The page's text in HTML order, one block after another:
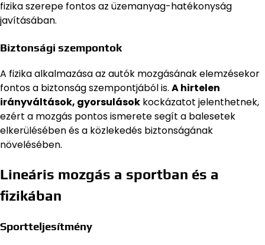
fizika szerepe fontos az üzemanyag-hatékonyság
javításában.
Biztonsági szempontok
A fizika alkalmazása az autók mozgásának elemzésekor
fontos a biztonság szempontjából is. A hirtelen
irányváltások, gyorsulások kockázatot jelenthetnek,
ezért a mozgás pontos ismerete segít a balesetek
elkerülésében és a közlekedés biztonságának
növelésében.
Lineáris mozgás a sportban és a
fizikában
Sportteljesítmény